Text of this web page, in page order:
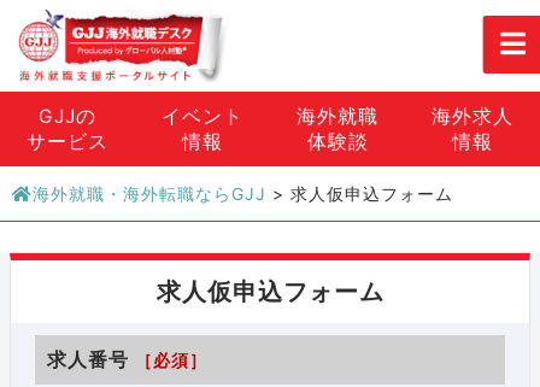
GJJの
サービス
イベント
情報
海外就職
体験談
海外求人
情報
海外就職・海外転職ならGJJ > 求人仮申込フォーム
求人仮申込フォーム
求人番号 ［必須］